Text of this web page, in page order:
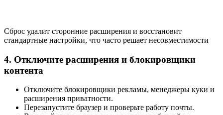
Сброс удалит сторонние расширения и восстановит
стандартные настройки, что часто решает несовместимости
4. Отключите расширения и блокировщики
контента
Отключите блокировщики рекламы, менеджеры куки и
расширения приватности.
Перезапустите браузер и проверьте работу почты.